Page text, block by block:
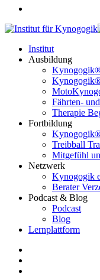
Institut
Ausbildung
Fährten-
Therapie
Fortbildung
Treibball
Mitgefühl
Netzwerk
Kynogogik
Berater
Podcast & Blog
Podcast
Blog
Lernplattform